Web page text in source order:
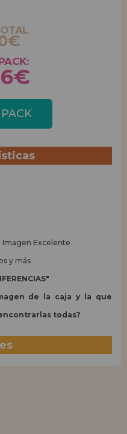
Imagen Excelente
y más
de la caja y la que
todas?